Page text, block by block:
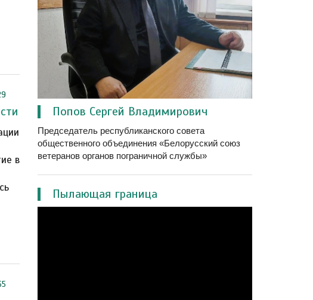
в
Попов Сергей Владимирович
Председатель республиканского совета
общественного объединения «Белорусский союз
ветеранов органов пограничной службы»
Пылающая граница